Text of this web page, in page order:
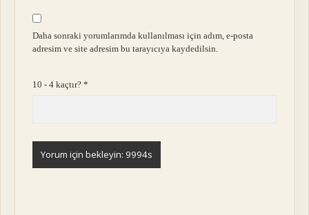
Daha sonraki yorumlarımda kullanılması için adım, e-posta
adresim ve site adresim bu tarayıcıya kaydedilsin.
10 - 4 kaçtır?*